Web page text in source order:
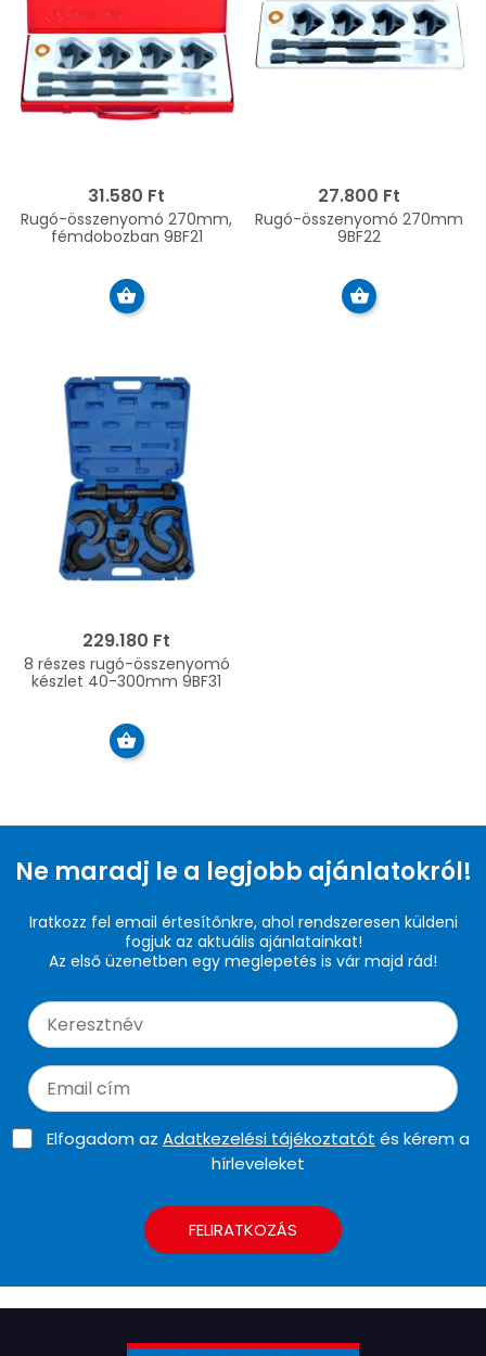
31.580 Ft
Rugó-összenyomó 270mm,
fémdobozban 9BF21
27.800 Ft
Rugó-összenyomó 270mm
9BF22
229.180 Ft
8 részes rugó-összenyomó
készlet 40-300mm 9BF31
Ne maradj le a legjobb ajánlatokról!
Iratkozz fel email értesítőnkre, ahol rendszeresen küldeni
fogjuk az aktuális ajánlatainkat!
Az első üzenetben egy meglepetés is vár majd rád!
Elfogadom az Adatkezelési tájékoztatót és kérem a
hírleveleket
FELIRATKOZÁS